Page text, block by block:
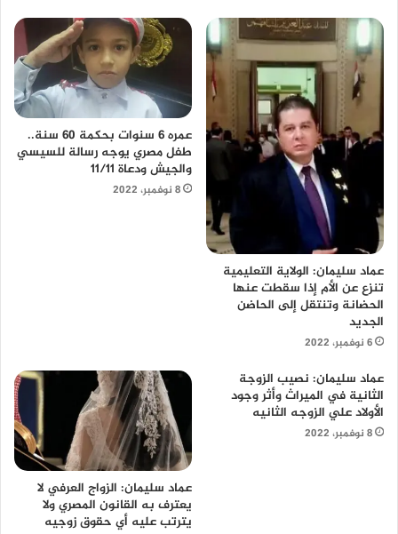
عماد سليمان: الولاية التعليمية
تنزع عن الأم إذا سقطت عنها
الحضانة وتنتقل إلى الحاضن
الجديد
6 نوفمبر، 2022
عمره 6 سنوات بحكمة 60 سنة..
طفل مصري يوجه رسالة للسيسي
والجيش ودعاة 11/11
8 نوفمبر، 2022
عماد سليمان: نصيب الزوجة
الثانية في الميراث وأثر وجود
الأولاد علي الزوجه الثانيه
8 نوفمبر، 2022
عماد سليمان: الزواج العرفي لا
يعترف به القانون المصري ولا
يترتب عليه أي حقوق زوجيه